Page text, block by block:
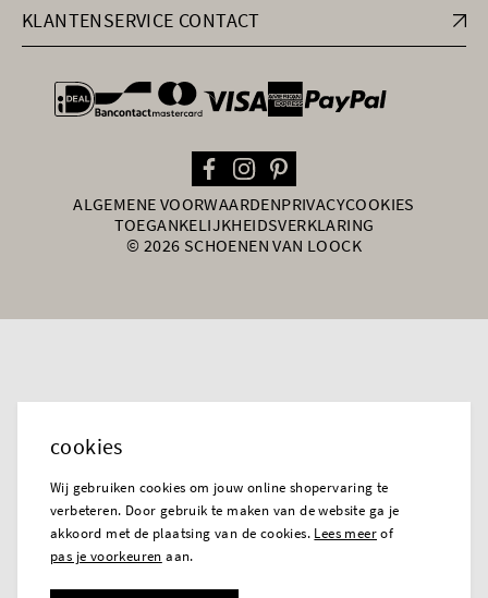
KLANTENSERVICE CONTACT
general.paymentOptions
ALGEMENE VOORWAARDENPRIVACYCOOKIES
TOEGANKELIJKHEIDSVERKLARING
© 2026 SCHOENEN VAN LOOCK
cookies
Wij gebruiken cookies om jouw online shopervaring te
verbeteren. Door gebruik te maken van de website ga je
akkoord met de plaatsing van de cookies. Lees meerof
pas je voorkeuren aan.